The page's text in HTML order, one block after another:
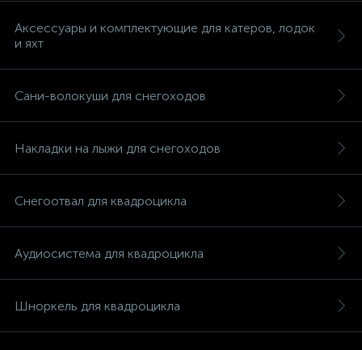
Аксессуары и комплектующие для катеров, лодок
и яхт
Сани-волокуши для снегоходов
Накладки на лыжи для снегоходов
Снегоотвал для квадроцикла
Аудиосистема для квадроцикла
Шноркель для квадроцикла